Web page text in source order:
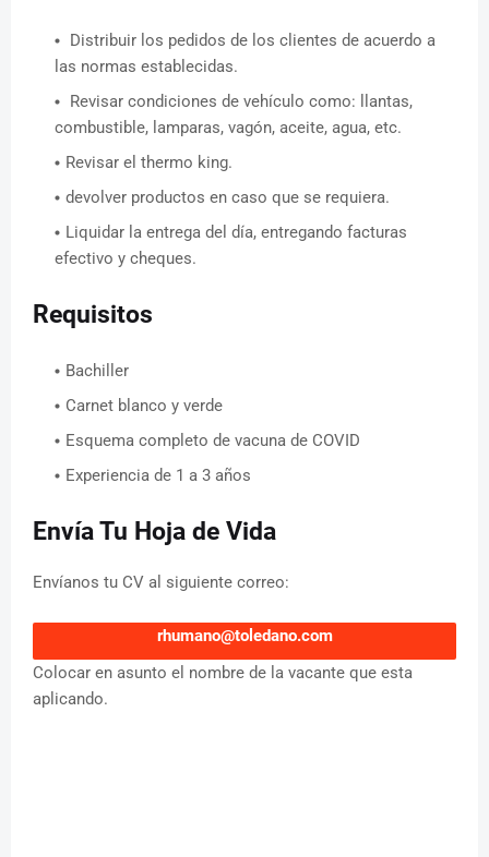
Distribuir los pedidos de los clientes de acuerdo a
las normas establecidas.
Revisar condiciones de vehículo como: llantas,
combustible, lamparas, vagón, aceite, agua, etc.
Revisar el thermo king.
devolver productos en caso que se requiera.
Liquidar la entrega del día, entregando facturas
efectivo y cheques.
Requisitos
Bachiller
Carnet blanco y verde
Esquema completo de vacuna de COVID
Experiencia de 1 a 3 años
Envía Tu Hoja de Vida
Envíanos tu CV al siguiente correo:
rhumano@toledano.com
Colocar en asunto el nombre de la vacante que esta
aplicando.